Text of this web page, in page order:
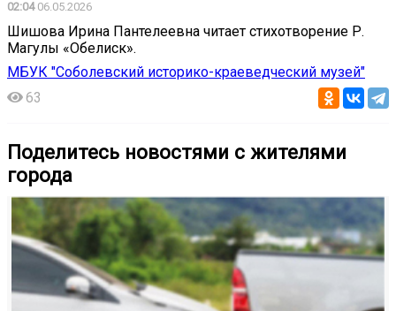
02:0406.05.2026
Шишова Ирина Пантелеевна читает стихотворение Р.
Магулы «Обелиск».
МБУК "Соболевский историко-краеведческий музей"
63
Поделитесь новостями с жителями
города